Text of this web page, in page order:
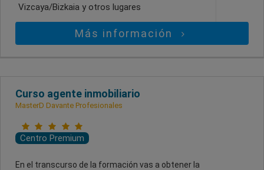
Vizcaya/Bizkaia y otros lugares
Más información
Curso agente inmobiliario
MasterD Davante Profesionales
Centro Premium
En el transcurso de la formación vas a obtener la